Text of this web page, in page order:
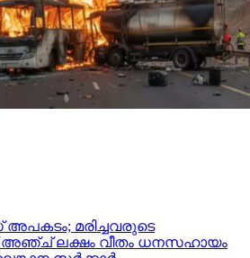
മരിച്ചവരുടെ
ലക്ഷം വീതം ധനസഹായം